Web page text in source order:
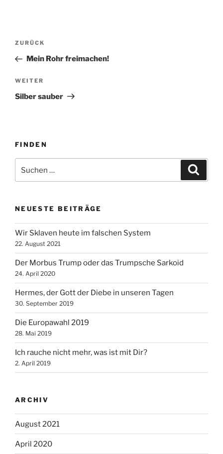
Beitragsnavigation
Vorheriger
Beitrag
ZURÜCK
Mein Rohr freimachen!
Nächster
Beitrag
WEITER
Silber sauber
FINDEN
nach:
NEUESTE BEITRÄGE
Wir Sklaven heute im falschen System
22. August 2021
Der Morbus Trump oder das Trumpsche Sarkoid
24. April 2020
Hermes, der Gott der Diebe in unseren Tagen
30. September 2019
Die Europawahl 2019
28. Mai 2019
Ich rauche nicht mehr, was ist mit Dir?
2. April 2019
ARCHIV
August 2021
April 2020